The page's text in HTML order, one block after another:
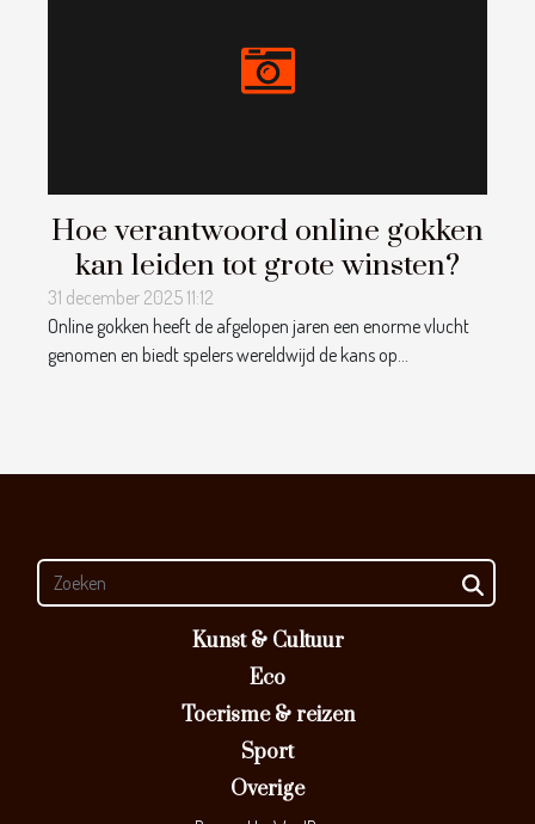
Hoe verantwoord online gokken
kan leiden tot grote winsten?
31 december 2025 11:12
Online gokken heeft de afgelopen jaren een enorme vlucht
genomen en biedt spelers wereldwijd de kans op...
Kunst & Cultuur
Eco
Toerisme & reizen
Sport
Overige